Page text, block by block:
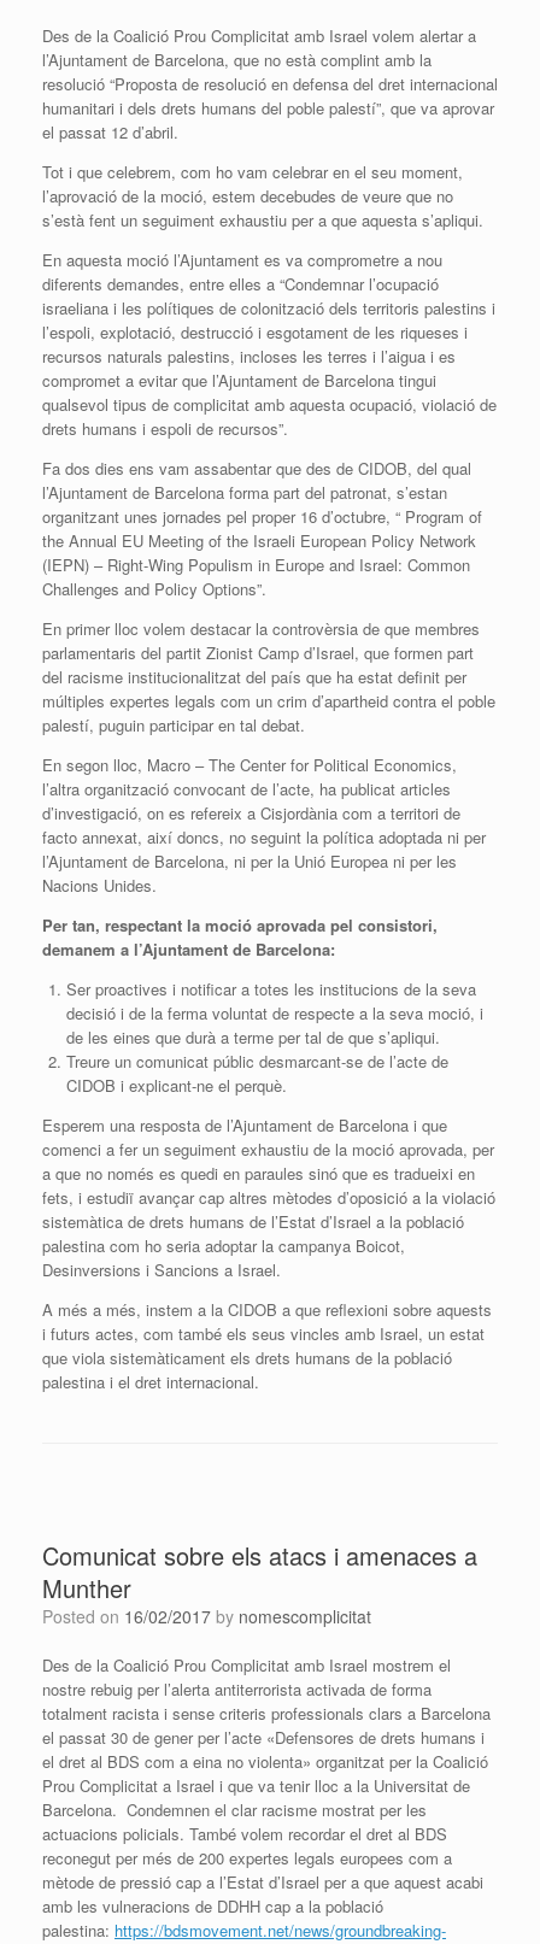
Des de la Coalició Prou Complicitat amb Israel volem alertar a
l’Ajuntament de Barcelona, que no està complint amb la
resolució “Proposta de resolució en defensa del dret internacional
humanitari i dels drets humans del poble palestí”, que va aprovar
el passat 12 d’abril.
Tot i que celebrem, com ho vam celebrar en el seu moment,
l’aprovació de la moció, estem decebudes de veure que no
s’està fent un seguiment exhaustiu per a que aquesta s’apliqui.
En aquesta moció l’Ajuntament es va comprometre a nou
diferents demandes, entre elles a “Condemnar l’ocupació
israeliana i les polítiques de colonització dels territoris palestins i
l’espoli, explotació, destrucció i esgotament de les riqueses i
recursos naturals palestins, incloses les terres i l’aigua i es
compromet a evitar que l’Ajuntament de Barcelona tingui
qualsevol tipus de complicitat amb aquesta ocupació, violació de
drets humans i espoli de recursos”.
Fa dos dies ens vam assabentar que des de CIDOB, del qual
l’Ajuntament de Barcelona forma part del patronat, s’estan
organitzant unes jornades pel proper 16 d’octubre, “ Program of
the Annual EU Meeting of the Israeli European Policy Network
(IEPN) – Right-Wing Populism in Europe and Israel: Common
Challenges and Policy Options”.
En primer lloc volem destacar la controvèrsia de que membres
parlamentaris del partit Zionist Camp d’Israel, que formen part
del racisme institucionalitzat del país que ha estat definit per
múltiples expertes legals com un crim d’apartheid contra el poble
palestí, puguin participar en tal debat.
En segon lloc, Macro – The Center for Political Economics,
l’altra organització convocant de l’acte, ha publicat articles
d’investigació, on es refereix a Cisjordània com a territori de
facto annexat, així doncs, no seguint la política adoptada ni per
l’Ajuntament de Barcelona, ni per la Unió Europea ni per les
Nacions Unides.
Per tan, respectant la moció aprovada pel consistori,
demanem a l’Ajuntament de Barcelona:
Ser proactives i notificar a totes les institucions de la seva
decisió i de la ferma voluntat de respecte a la seva moció, i
de les eines que durà a terme per tal de que s’apliqui.
Treure un comunicat públic desmarcant-se de l’acte de
CIDOB i explicant-ne el perquè.
Esperem una resposta de l’Ajuntament de Barcelona i que
comenci a fer un seguiment exhaustiu de la moció aprovada, per
a que no només es quedi en paraules sinó que es tradueixi en
fets, i estudiï avançar cap altres mètodes d’oposició a la violació
sistemàtica de drets humans de l’Estat d’Israel a la població
palestina com ho seria adoptar la campanya Boicot,
Desinversions i Sancions a Israel.
A més a més, instem a la CIDOB a que reflexioni sobre aquests
i futurs actes, com també els seus vincles amb Israel, un estat
que viola sistemàticament els drets humans de la població
palestina i el dret internacional.
Comunicat sobre els atacs i amenaces a
Munther
Posted on 16/02/2017 by nomescomplicitat
Des de la Coalició Prou Complicitat amb Israel mostrem el
nostre rebuig per l’alerta antiterrorista activada de forma
totalment racista i sense criteris professionals clars a Barcelona
el passat 30 de gener per l’acte «Defensores de drets humans i
el dret al BDS com a eina no violenta» organitzat per la Coalició
Prou Complicitat a Israel i que va tenir lloc a la Universitat de
Barcelona. Condemnen el clar racisme mostrat per les
actuacions policials. També volem recordar el dret al BDS
reconegut per més de 200 expertes legals europees com a
mètode de pressió cap a l’Estat d’Israel per a que aquest acabi
amb les vulneracions de DDHH cap a la població
palestina: https://bdsmovement.net/news/groundbreaking-